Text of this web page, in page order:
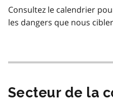
Consultez le calendrier
les dangers que nous
Secteur de la